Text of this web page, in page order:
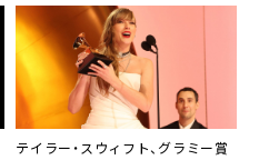
テイラー・スウィフト、グラミー賞